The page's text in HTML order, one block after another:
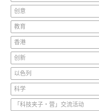
创意
教育
香港
创新
以色列
科学
「科技夹子‧营」交流活动